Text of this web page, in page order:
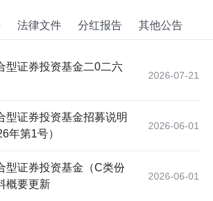
法律文件 分红报告 其他公告
型证券投资基金二0二六
2026-07-21
型证券投资基金招募说明
年第1号）
2026-06-01
型证券投资基金（C类份
概要更新
2026-06-01